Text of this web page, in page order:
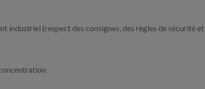
industriel (respect des consignes, des règles de sécurité et